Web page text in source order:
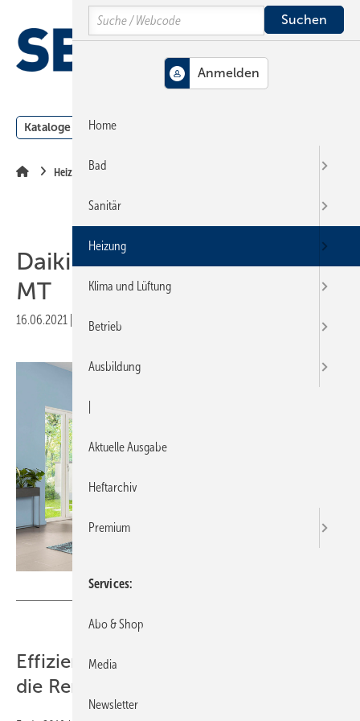
Hauptinhalt
Hauptmenü
SiteSearch
Kataloge Meldungen
Heizung
Daikin Altherma 3 H HT / 3 H
MT
16.06.2021 Veröffentlicht in
Effiziente Wärmepumpentechnik für
die Renovierung
Search
Home
Bad
Sanitär
Heizung
Klima und Lüftung
Betrieb
Ausbildung
Aktuelle Ausgabe
Heftarchiv
Premium
Services
Abo & Shop
Media
Newsletter